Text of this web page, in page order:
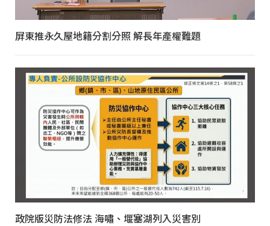
屏東推永久屋地籍分割分照 解長年產權難題
政院版災防法修法 海嘯、堰塞湖列入災害別